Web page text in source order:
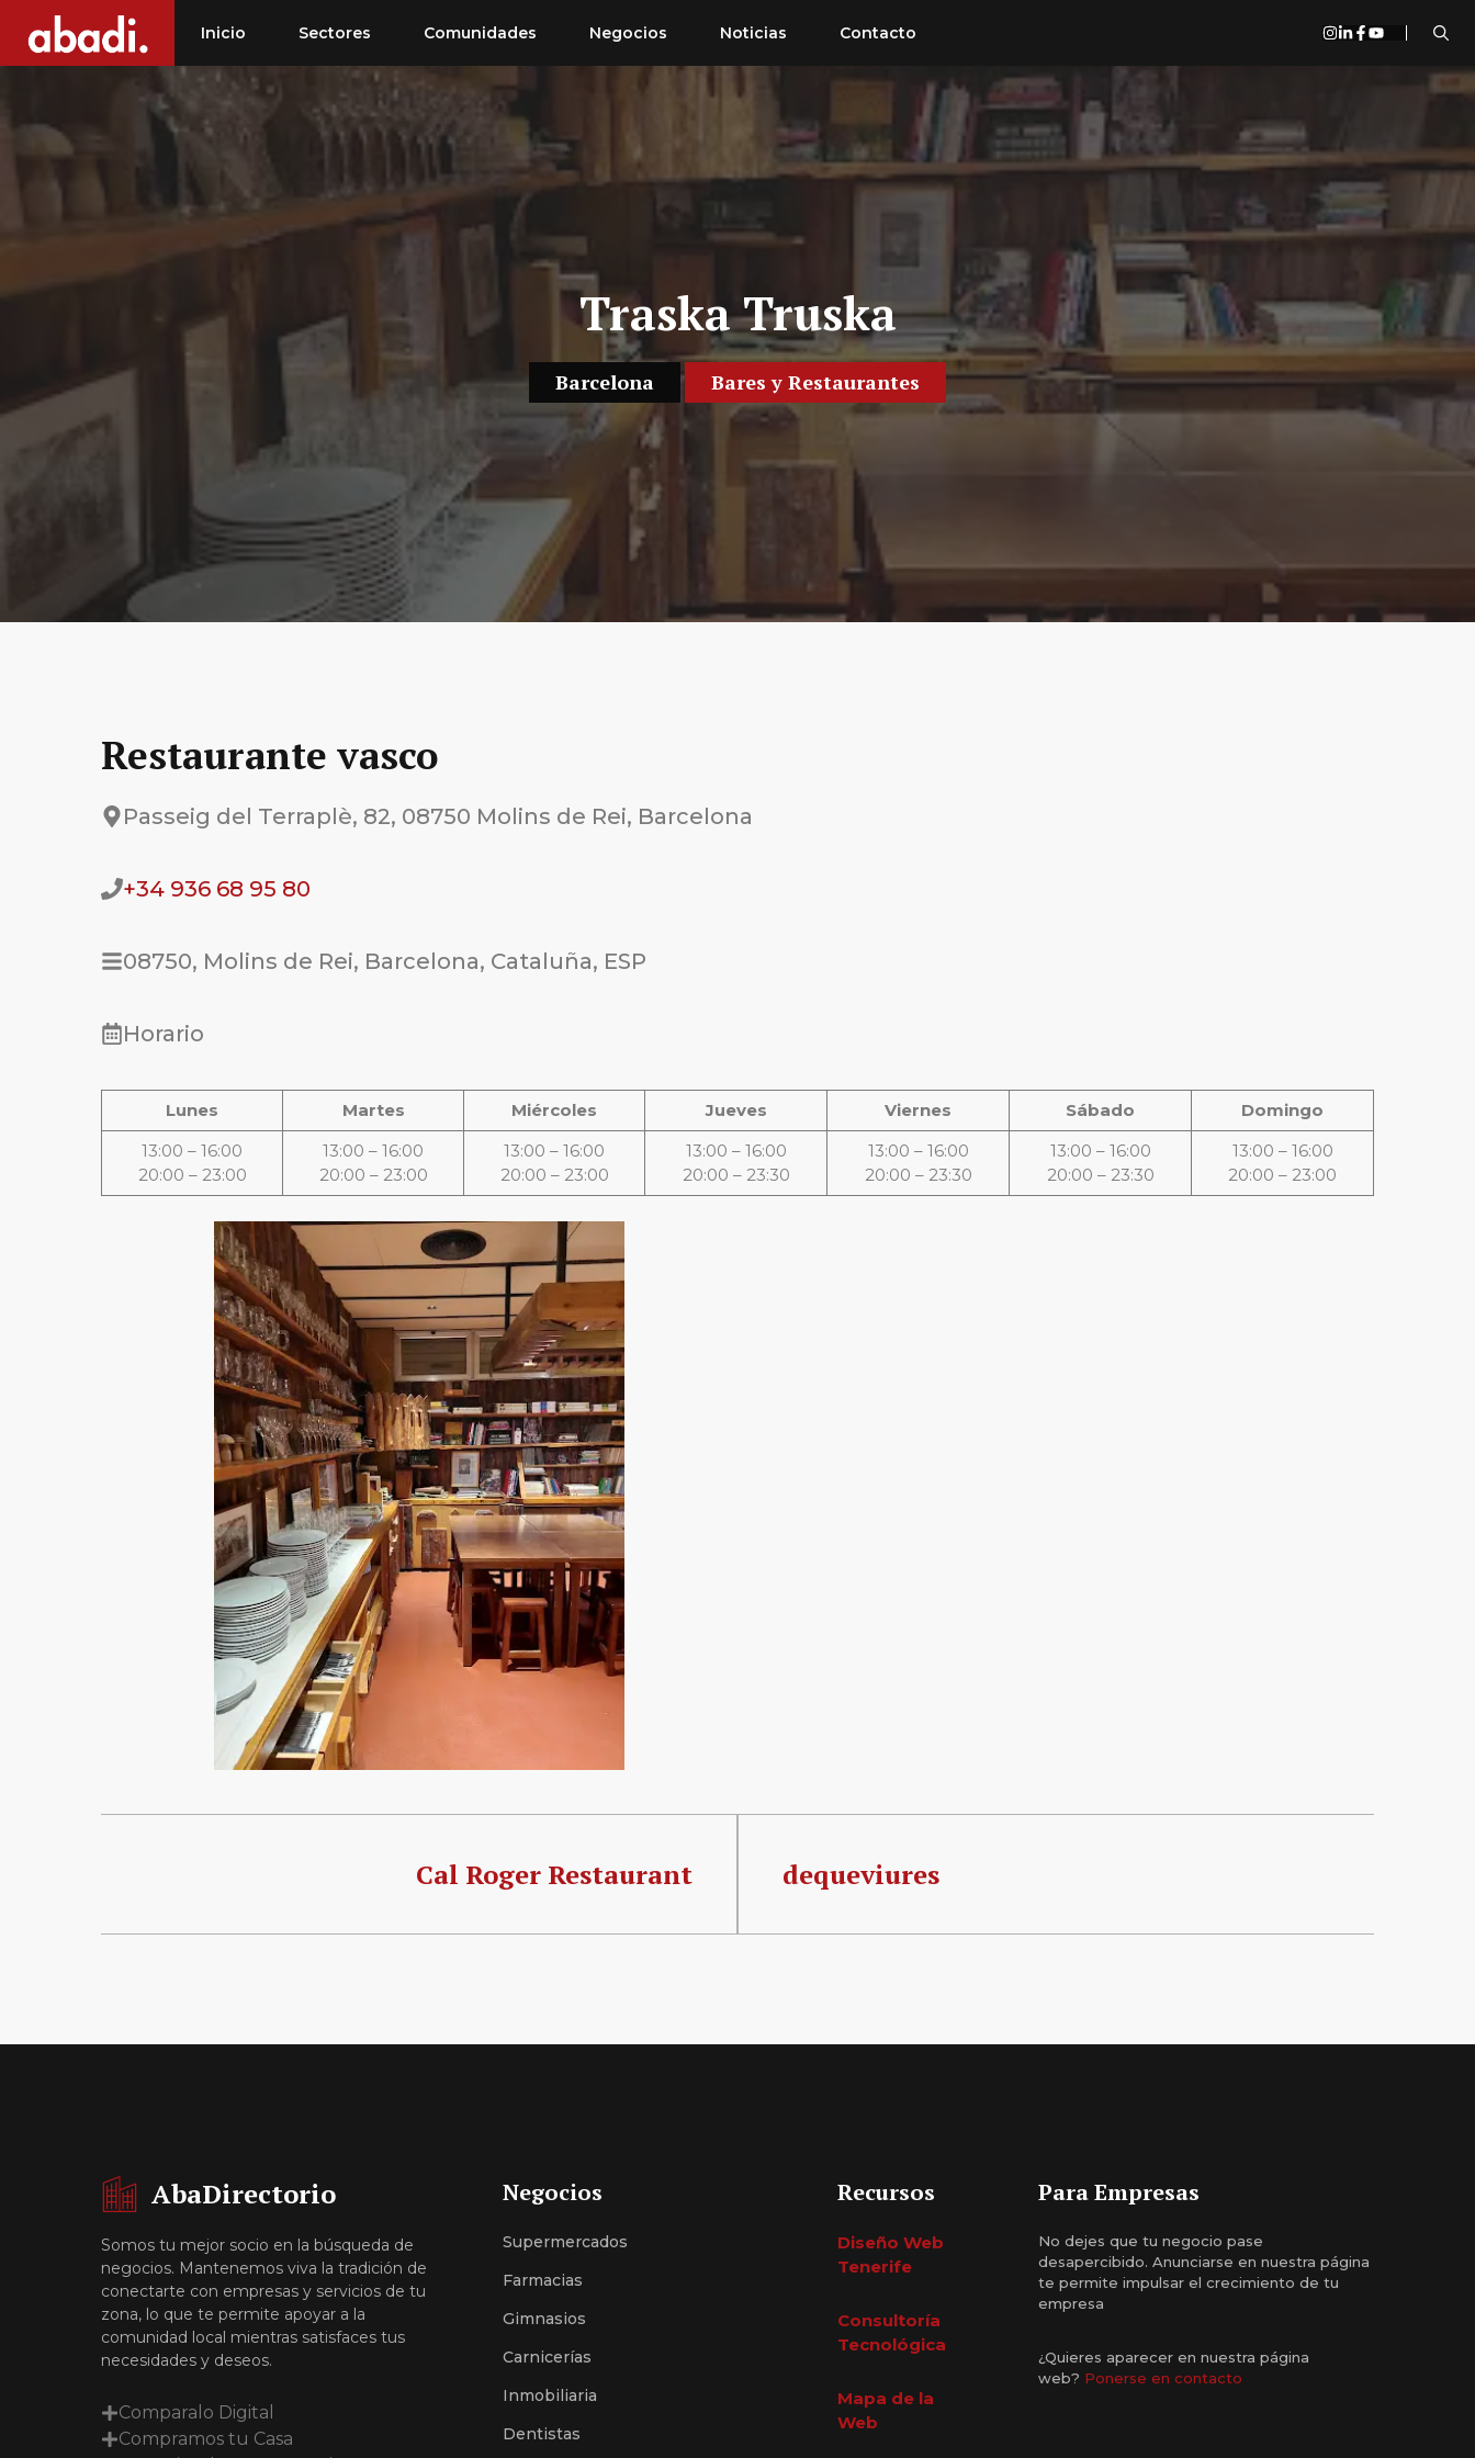
contenido
Inicio Sectores Comunidades Negocios Noticias Contacto
Traska Truska
Barcelona Bares y Restaurantes
Restaurante vasco
Passeig del Terraplè, 82, 08750 Molins de Rei, Barcelona
+34 936 68 95 80
08750, Molins de Rei, Barcelona, Cataluña, ESP
Horario
Lunes Martes Miércoles Jueves Viernes Sábado
Domingo
13:00 – 16:00
20:00 – 23:00
13:00 – 16:00
20:00 – 23:00
13:00 – 16:00
20:00 – 23:00
13:00 – 16:00
20:00 – 23:30
13:00 – 16:00
20:00 – 23:30
13:00 – 16:00
20:00 – 23:30
13:00 – 16:00
20:00 – 23:00
Cal Roger Restaurant dequeviures
AbaDirectorio
Somos tu mejor socio en la búsqueda de
negocios. Mantenemos viva la tradición de
conectarte con empresas y servicios de tu
zona, lo que te permite apoyar a la
comunidad local mientras satisfaces tus
necesidades y deseos.
Comparalo Digital
Compramos tu Casa
Negocios
Supermercados
Farmacias
Gimnasios
Carnicerías
Inmobiliaria
Dentistas
Recursos
Diseño Web
Tenerife
Consultoría
Tecnológica
Mapa de la
Web
Para Empresas
No dejes que tu negocio pase
desapercibido. Anunciarse en nuestra página
te permite impulsar el crecimiento de tu
empresa
¿Quieres aparecer en nuestra página
web? Ponerse en contacto